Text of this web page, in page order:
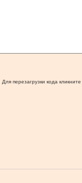
перезагрузки кода кликните